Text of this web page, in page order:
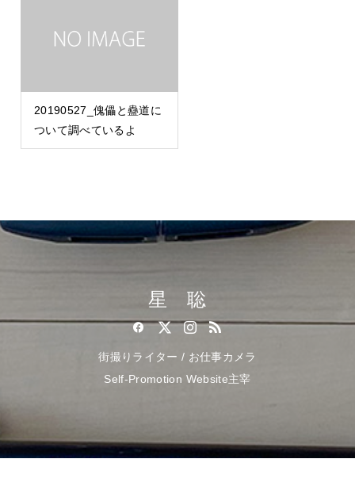
20190527_傀儡と蠱道に
ついて調べているよ
星 聡
街撮りライター / お仕事カメラ
Self-Promotion Website主宰